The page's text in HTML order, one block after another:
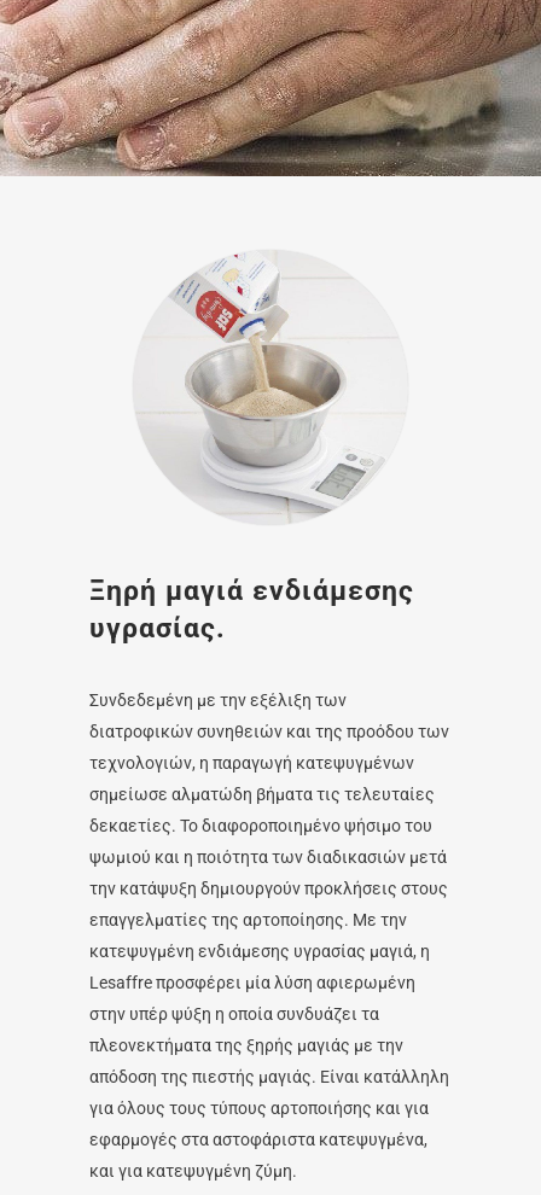
Ξηρή μαγιά ενδιάμεσης
υγρασίας.
Συνδεδεμένη με την εξέλιξη των
διατροφικών συνηθειών και της προόδου των
τεχνολογιών, η παραγωγή κατεψυγμένων
σημείωσε αλματώδη βήματα τις τελευταίες
δεκαετίες. Το διαφοροποιημένο ψήσιμο του
ψωμιού και η ποιότητα των διαδικασιών μετά
την κατάψυξη δημιουργούν προκλήσεις στους
επαγγελματίες της αρτοποίησης. Με την
κατεψυγμένη ενδιάμεσης υγρασίας μαγιά, η
Lesaffre προσφέρει μία λύση αφιερωμένη
στην υπέρ ψύξη η οποία συνδυάζει τα
πλεονεκτήματα της ξηρής μαγιάς με την
απόδοση της πιεστής μαγιάς. Είναι κατάλληλη
για όλους τους τύπους αρτοποιήσης και για
εφαρμογές στα αστοφάριστα κατεψυγμένα,
και για κατεψυγμένη ζύμη.